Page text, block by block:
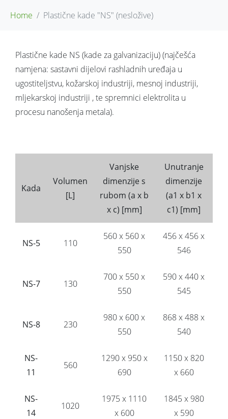
Home Plastične kade "NS" (nesložive)
Plastične kade NS (kade za galvanizaciju) (najčešća
namjena: sastavni dijelovi rashladnih uređaja u
ugostiteljstvu, kožarskoj industriji, mesnoj industriji,
mljekarskoj industriji , te spremnici elektrolita u
procesu nanošenja metala).
Kada
Volumen
[L]
Vanjske
dimenzije s
rubom (a x b
x c) [mm]
Unutranje
dimenzije
(a1 x b1 x
c1) [mm]
NS-5 110
560 x 560 x
550
456 x 456 x
546
NS-7 130
700 x 550 x
550
590 x 440 x
545
NS-8 230
980 x 600 x
550
868 x 488 x
540
NS-
11
560
1290 x 950 x
690
1150 x 820
x 660
NS-
14
1020
1975 x 1110
x 600
1845 x 980
x 590